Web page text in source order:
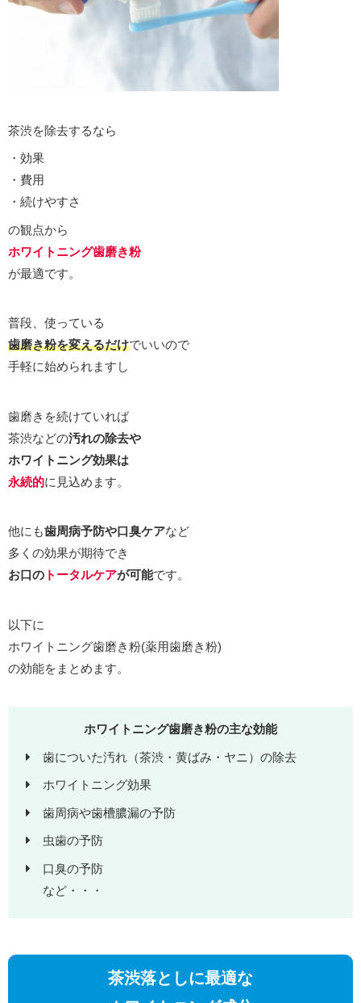
茶渋を除去するなら
・効果
・費用
・続けやすさ
の観点から
ホワイトニング歯磨き粉
が最適です。
普段、使っている
歯磨き粉を変えるだけでいいので
手軽に始められますし
歯磨きを続けていれば
茶渋などの汚れの除去や
ホワイトニング効果は
永続的に見込めます。
他にも歯周病予防や口臭ケアなど
多くの効果が期待でき
お口の トータルケアが可能です。
以下に
ホワイトニング歯磨き粉(薬用歯磨き粉)
の効能をまとめます。
ホワイトニング歯磨き粉の主な効能
歯についた汚れ（茶渋・黄ばみ・ヤニ）の除去
ホワイトニング効果
歯周病や歯槽膿漏の予防
虫歯の予防
口臭の予防
など・・・
茶渋落としに最適な